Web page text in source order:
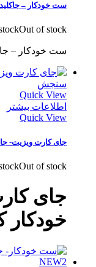
ست خودکار – جاکلیدی
Out of stock
ست خودکار –
سنجش
Quick View
اطلاعات بیشتر
Quick View
جای کارت ویزیت- جا
Out of stock
جای
خودکار کد